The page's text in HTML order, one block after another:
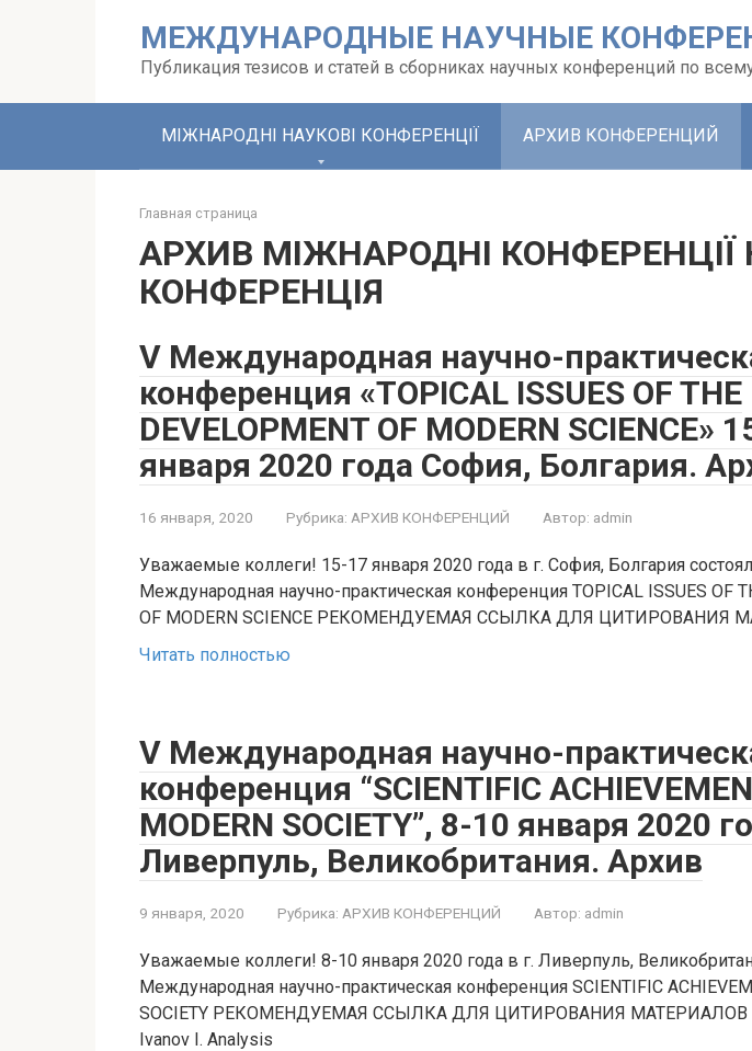
МЕЖДУНАРОДНЫЕ НАУЧНЫЕ
Публикация тезисов и статей в сборниках научных конференций по
МІЖНАРОДНІ НАУКОВІ КОНФЕРЕНЦІЇ АРХИВ КОНФЕРЕНЦИЙ
Главная страница
АРХИВ МІЖНАРОДНІ КОНФЕРЕНЦІЇ
КОНФЕРЕНЦІЯ
V Международная научно-
конференция «TOPICAL ISSUES OF THE
DEVELOPMENT OF MODERN SCIENCE»
января 2020 года София, Болгария.
16 января, 2020 Рубрика: АРХИВ КОНФЕРЕНЦИЙ Автор: admin
Уважаемые коллеги! 15-17 января 2020 года в г. София, Болгария
Международная научно-практическая конференция TOPICAL ISSUES OF
OF MODERN SCIENCE РЕКОМЕНДУЕМАЯ ССЫЛКА ДЛЯ ЦИТИРОВАНИЯ
Читать полностью
V Международная научно-
конференция “SCIENTIFIC
MODERN SOCIETY”, 8-10 января 2020
Ливерпуль, Великобритания. Архив
9 января, 2020 Рубрика: АРХИВ КОНФЕРЕНЦИЙ Автор: admin
Уважаемые коллеги! 8-10 января 2020 года в г. Ливерпуль,
Международная научно-практическая конференция SCIENTIFIC
SOCIETY РЕКОМЕНДУЕМАЯ ССЫЛКА ДЛЯ ЦИТИРОВАНИЯ
Ivanov I. Analysis